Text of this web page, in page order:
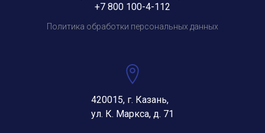
+7 800 100-4-112
Политика обработки персональных данных
420015, г. Казань,
ул. К. Маркса, д. 71